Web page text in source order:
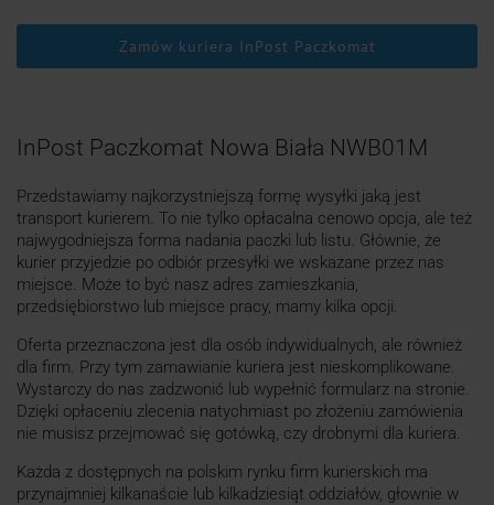
Zamów kuriera InPost Paczkomat
InPost Paczkomat Nowa Biała NWB01M
Przedstawiamy najkorzystniejszą formę wysyłki jaką jest
transport kurierem. To nie tylko opłacalna cenowo opcja, ale też
najwygodniejsza forma nadania paczki lub listu. Głównie, że
kurier przyjedzie po odbiór przesyłki we wskazane przez nas
miejsce. Może to być nasz adres zamieszkania,
przedsiębiorstwo lub miejsce pracy, mamy kilka opcji.
Oferta przeznaczona jest dla osób indywidualnych, ale również
dla firm. Przy tym zamawianie kuriera jest nieskomplikowane.
Wystarczy do nas zadzwonić lub wypełnić formularz na stronie.
Dzięki opłaceniu zlecenia natychmiast po złożeniu zamówienia
nie musisz przejmować się gotówką, czy drobnymi dla kuriera.
Każda z dostępnych na polskim rynku firm kurierskich ma
przynajmniej kilkanaście lub kilkadziesiąt oddziałów, głownie w